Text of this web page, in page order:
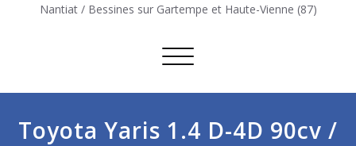
Nantiat / Bessines sur Gartempe et Haute-Vienne (87)
Afficher/masquer la navigation
Toyota Yaris 1.4 D-4D 90cv /